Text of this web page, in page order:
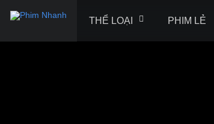
THỂ LOẠI PHIM LẺ